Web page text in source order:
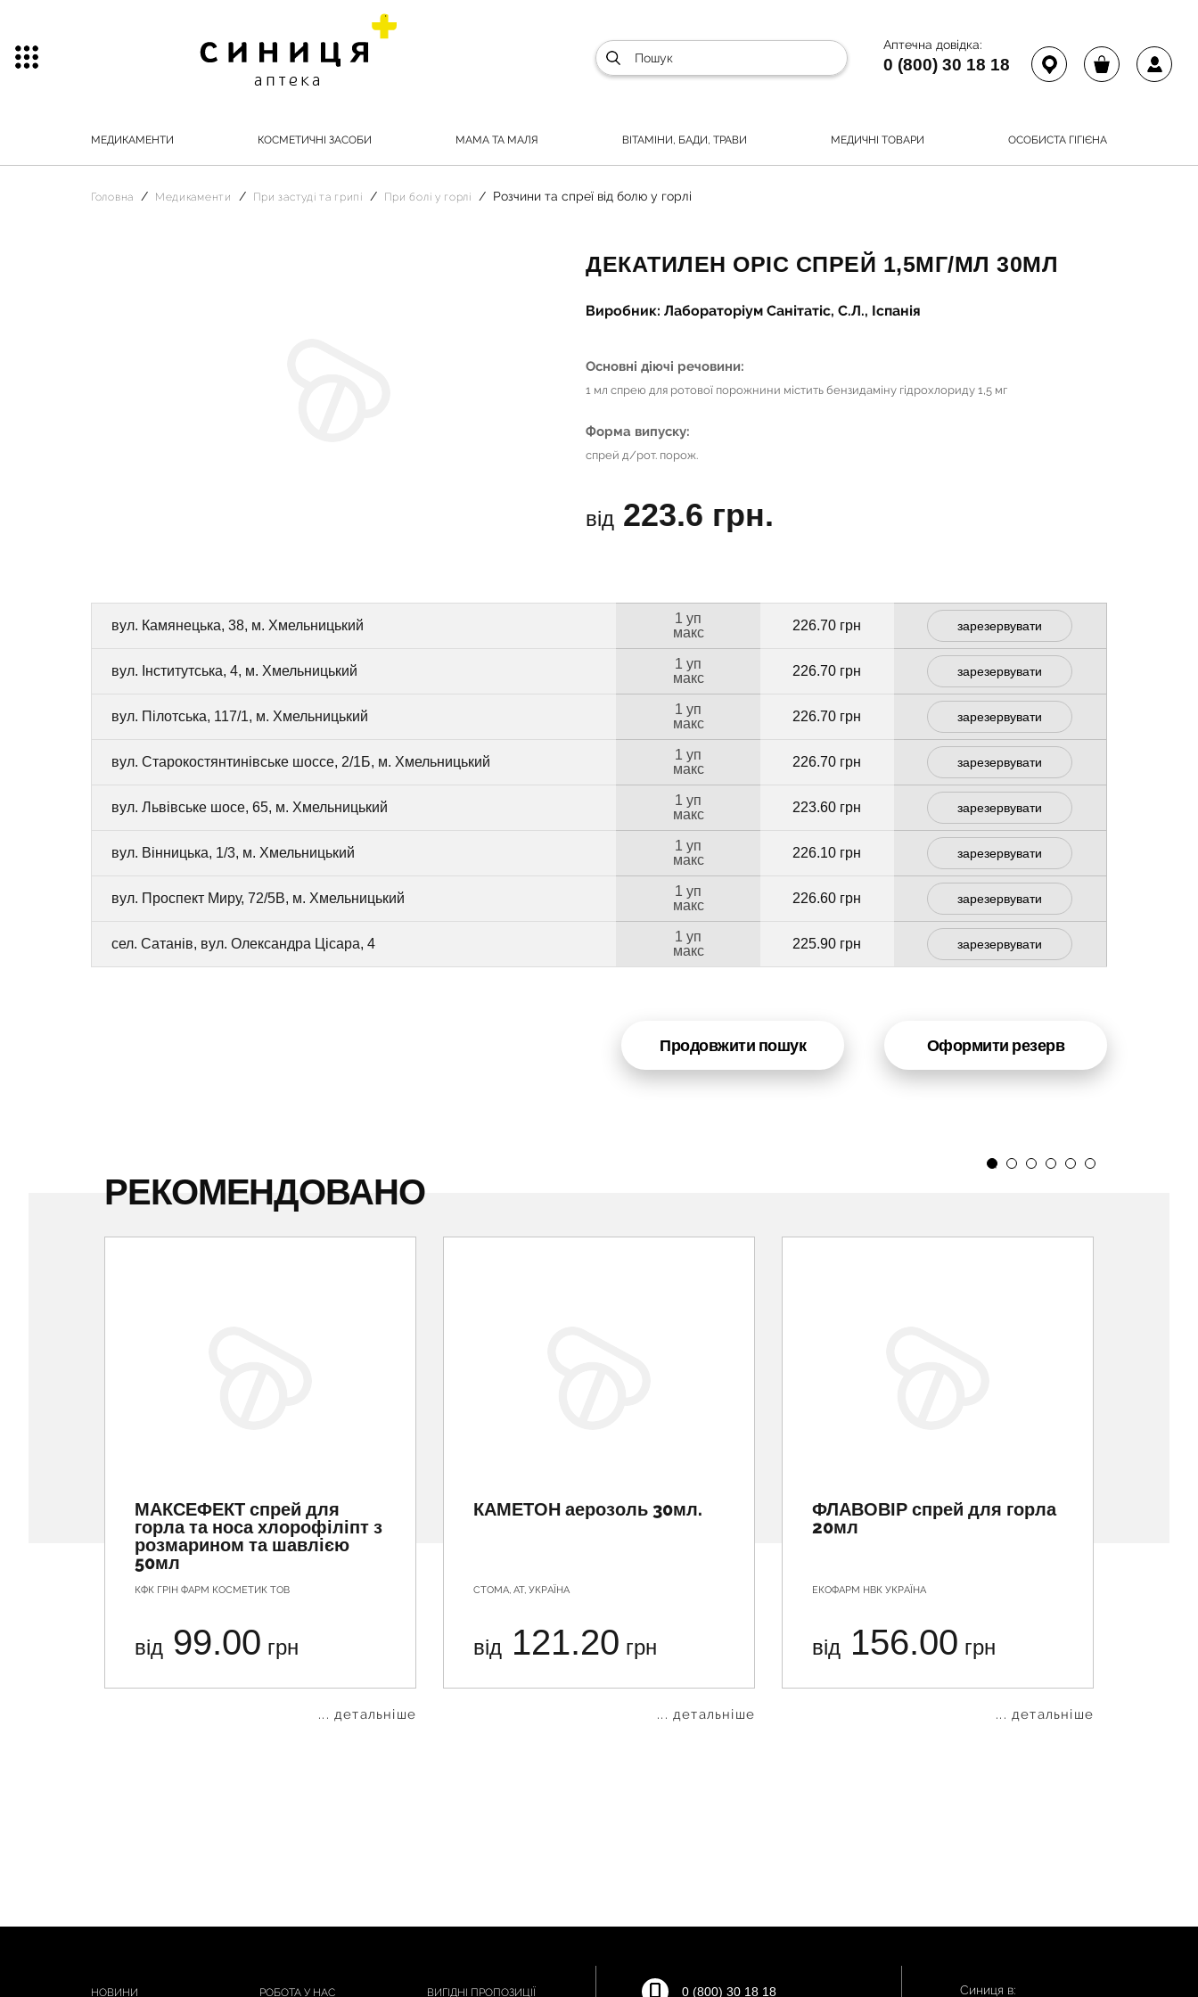
Аптечна довідка:
0 (800) 30 18 18
МЕДИКАМЕНТИ КОСМЕТИЧНІ ЗАСОБИ МАМА ТА МАЛЯ ВІТАМІНИ, БАДИ, ТРАВИ МЕДИЧНІ ТОВАРИ ОСОБИСТА ГІГІЄНА
Головна Медикаменти При застуді та грипі При болі у горлі Розчини та спреї від болю у горлі
ДЕКАТИЛЕН ОРІС СПРЕЙ 1,5МГ/МЛ 30МЛ
Виробник: Лабораторіум Санітатіс, С.Л., Іспанія
Основні діючі речовини:
1 мл спрею для ротової порожнини містить бензидаміну гідрохлориду 1,5 мг
Форма випуску:
спрей д/рот. порож.
від 223.6 грн.
вул. Камянецька, 38, м. Хмельницький
1 уп
макс
226.70 грн зарезервувати
вул. Інститутська, 4, м. Хмельницький
1 уп
макс
226.70 грн зарезервувати
вул. Пілотська, 117/1, м. Хмельницький
1 уп
макс
226.70 грн зарезервувати
вул. Старокостянтинівське шоссе, 2/1Б, м. Хмельницький
1 уп
макс
226.70 грн зарезервувати
вул. Львівське шосе, 65, м. Хмельницький
1 уп
макс
223.60 грн зарезервувати
вул. Вінницька, 1/3, м. Хмельницький
1 уп
макс
226.10 грн зарезервувати
вул. Проспект Миру, 72/5В, м. Хмельницький
1 уп
макс
226.60 грн зарезервувати
сел. Сатанів, вул. Олександра Цісара, 4
1 уп
макс
225.90 грн зарезервувати
Продовжити пошук Оформити резерв
РЕКОМЕНДОВАНО
МАКСЕФЕКТ спрей для
горла та носа хлорофіліпт з
розмарином та шавлією
50мл
КФК ГРІН ФАРМ КОСМЕТИК ТОВ
від 99.00 грн
... детальніше
КАМЕТОН аерозоль 30мл.
СТОМА, АТ, УКРАЇНА
від 121.20 грн
... детальніше
ФЛАВОВІР спрей для горла
20мл
ЕКОФАРМ НВК УКРАЇНА
від 156.00 грн
... детальніше
НОВИНИ РОБОТА У НАС ВИГІДНІ ПРОПОЗИЦІЇ 0 (800) 30 18 18 Синиця в: